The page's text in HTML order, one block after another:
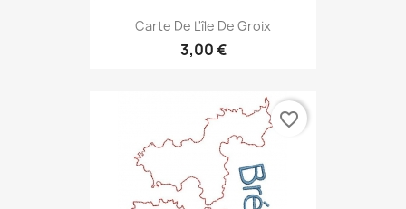
Carte De L'île De Groix
3,00 €
favorite_border